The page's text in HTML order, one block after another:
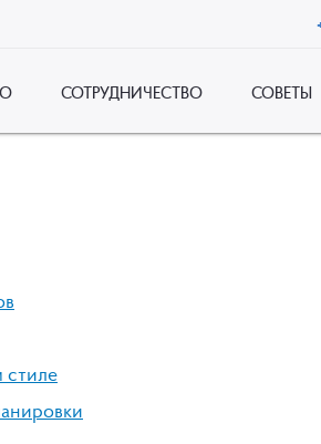
СОТРУДНИЧЕСТВО СОВЕТЫ
стиле